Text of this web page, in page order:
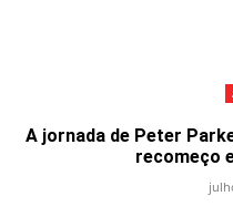
A jornada de Peter
recomeço